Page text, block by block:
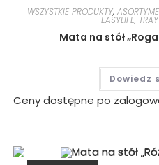
WSZYSTKIE PRODUKTY,
EASYLIFE,
Mata na stół
Dowiedz
Ceny dostępne po